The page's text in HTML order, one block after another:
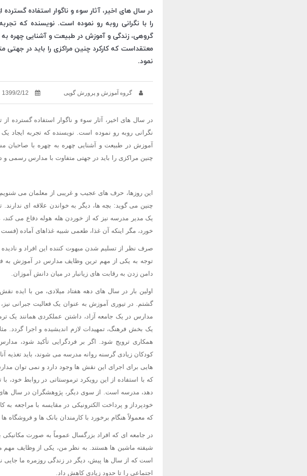
در سال های اخیر، آثار سوء و ناگوار استفاده
را با نگرانی روبه رو نموده است. نویسنده که
گروهی، زندگی و آموزش در طبیعت و آشنایی چهره
معتقداست که کارکرد چنین مراکزی را باید در جهتی
نمود.
گروه آموزش و پرورش گوپی 1399/2/12
در سال های اخیر، آثار سوء و ناگوار استفاده گسترده
نگرانی روبه رو نموده است. نویسنده که تجربه ایجاد
آموزش در طبیعت و آشنایی چهره به چهره با صاحبان
چنین مراکزی را باید در جهتی متفاوت با مدارس رسمی و
این روزها، حرف های عجیب و غریبی از معلمان می
چنین می گوید: بچه ها، دیگر به خواندن علاقه ای
یک مدیر مدرسه نیز که از خوردن هله هوله دفاع می کند،
خورد، مگر اینکه آن غذا، طعمی شبیه غذاهای آماده (فست
صرف نظر از تسلیم شدن مبهوت کننده این افراد و
توجه به یکی از مهم ترین وظایف مدارس در آموزش به
دامن زدن به رقابت های زیانبار در میان دانش آموزان.
اولین بار در سال های دهه هفتاد میلادی، من با
گشتم. در تیوری آموزش به عنوان یک فعالیت جبرانی
مدارس در یک جامعه آزاد، داشتن عملکردی همانند یک
یک بخش فرهنگ، تمهیدات لازم اندیشیده و اجرا گردد.
همکاری ترویج شود. اگر بر فردگرایی تأکید شود،
کودکان زیادی گرسنه روانه مدرسه می شوند، باید تغذیه
هایی برای اجرای این نقش ها وجود دارد و نمی توان
که با استفاده از این رویکرد ترموستاتی در روابط خود،
دهد، مدرسه است. از سوی دیگر، پژوهشگران در سال های
خودپرداز و پرداخت الکترونیکی در مقایسه با مراجعه به
که معمولاً هنگام برخورد با کارمندان بانک ها و
در جامعه ای که افراد بزرگسال عموماً به صورت مکانیکی
شیفته ماشین ها هستند. به نظر من، یکی از وظایف
است که از سال ها پیش، دیگر در زندگی روزمره ما
اجتماعی را تا حدود زیادی کاهش داد.